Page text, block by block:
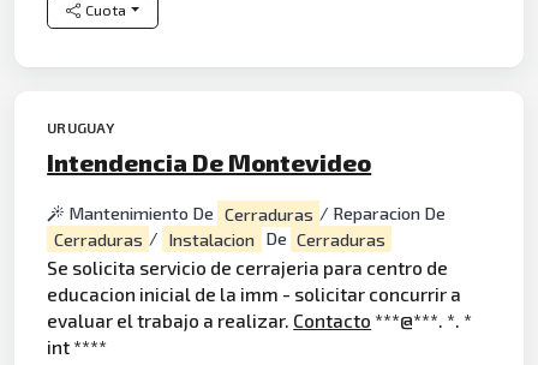
Cuota
URUGUAY
Intendencia De Montevideo
Mantenimiento De Cerraduras / Reparacion De
Cerraduras / Instalacion De Cerraduras
Se solicita servicio de cerrajeria para centro de
educacion inicial de la imm - solicitar concurrir a
evaluar el trabajo a realizar. Contacto ***@***. *. *
int ****